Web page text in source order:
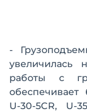
-
работы с
U-30-5CR, U-